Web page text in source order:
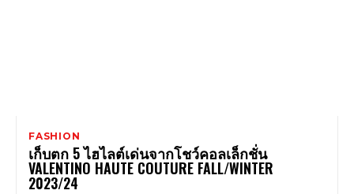
FASHION
เก็บตก 5 ไฮไลต์เด่นจากโชว์คอลเล็กชั่น
VALENTINO HAUTE COUTURE FALL/WINTER
2023/24